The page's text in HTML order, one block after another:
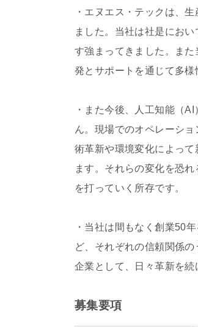
・エヌエス・テックは、
ました。当社は社是にお
す強まってきました。ま
発とサポートを通じて多様
・また今後、人工知能（
ん。現場でのオペレーシ
術革新や環境変化によっ
ます。それらの変化を恐
を打っていく所存です。
・当社は間もなく創業50
ど、それぞれの信頼関係
企業として、日々革新を続
募集要項